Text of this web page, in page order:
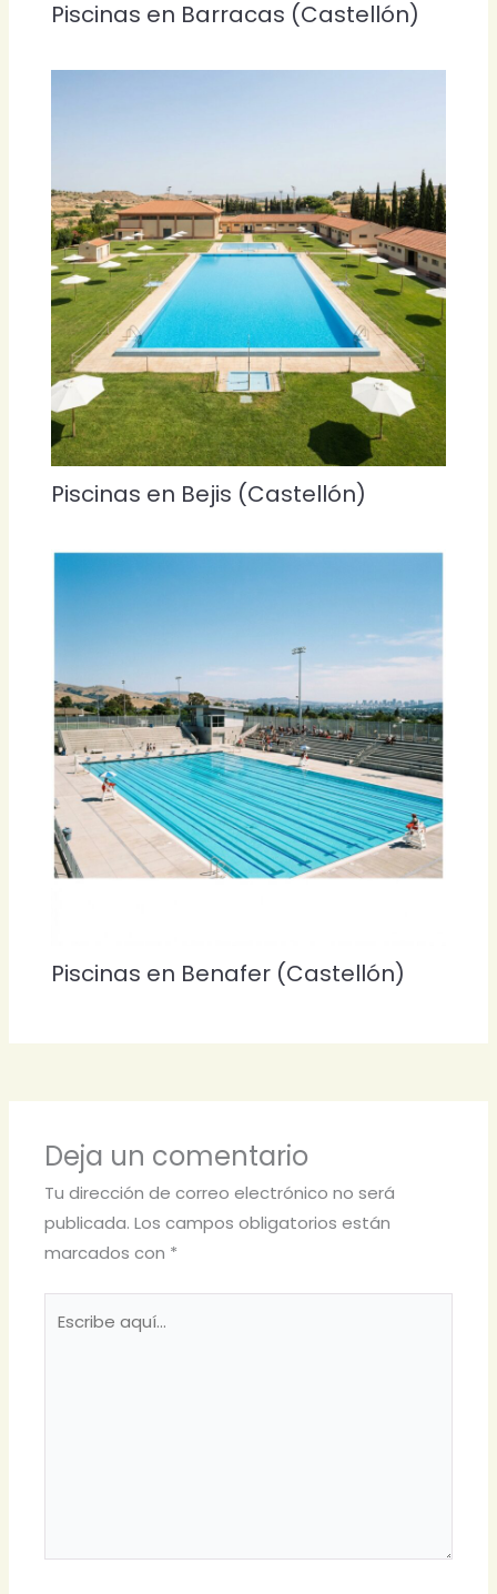
Piscinas en Barracas (Castellón)
Piscinas en Bejis (Castellón)
Piscinas en Benafer (Castellón)
Deja un comentario
Tu dirección de correo electrónico no será
publicada. Los campos obligatorios están
marcados con *